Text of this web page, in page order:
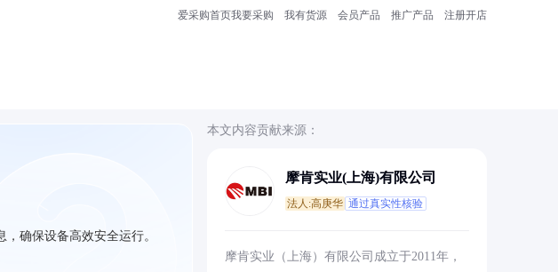
爱采购首页我要采购 我有货源 会员产品 推广产品 注册开店
确保设备高效安全运行。
本文内容贡献来源：
摩肯实业(上海)有限公司
法人:高庚华 通过真实性核验
摩肯实业（上海）有限公司成立于2011年，